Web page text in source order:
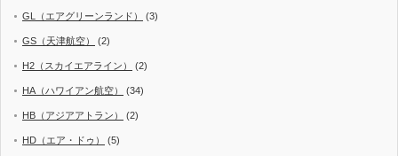
GL（エアグリーンランド） (3)
GS（天津航空） (2)
H2（スカイエアライン） (2)
HA（ハワイアン航空） (34)
HB（アジアアトラン） (2)
HD（エア・ドゥ） (5)